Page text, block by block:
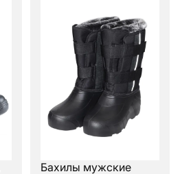
Бахилы мужские